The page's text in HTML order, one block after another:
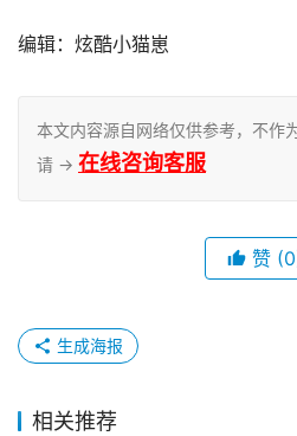
编辑：炫酷小猫崽
本文内容源自网络仅供参考，不作
请 → 在线咨询客服
赞
生成海报
相关推荐